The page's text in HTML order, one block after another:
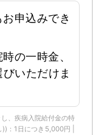
申込みでき
の一時金、
いただけま
、疾病入院給付金の特
：1日につき5,000円 |